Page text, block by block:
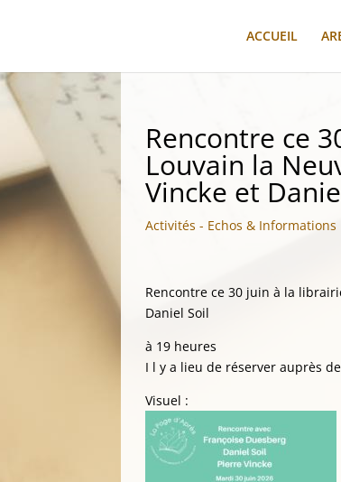
ACCUEIL
Rencontre ce
Louvain la
Vincke et
Activités - Echos & Informations
Rencontre ce 30 juin à la
Daniel Soil
à 19 heures
I l y a lieu de réserver auprès
Visuel :